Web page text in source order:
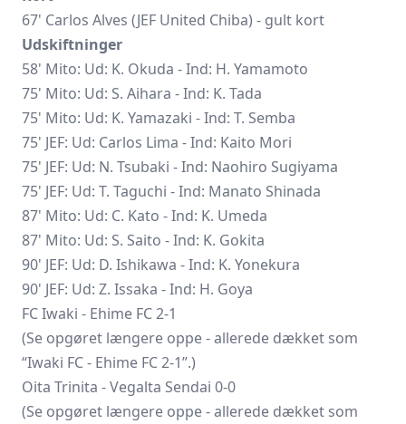
67' Carlos Alves (JEF United Chiba) - gult kort
Udskiftninger
58' Mito: Ud: K. Okuda - Ind: H. Yamamoto
75' Mito: Ud: S. Aihara - Ind: K. Tada
75' Mito: Ud: K. Yamazaki - Ind: T. Semba
75' JEF: Ud: Carlos Lima - Ind: Kaito Mori
75' JEF: Ud: N. Tsubaki - Ind: Naohiro Sugiyama
75' JEF: Ud: T. Taguchi - Ind: Manato Shinada
87' Mito: Ud: C. Kato - Ind: K. Umeda
87' Mito: Ud: S. Saito - Ind: K. Gokita
90' JEF: Ud: D. Ishikawa - Ind: K. Yonekura
90' JEF: Ud: Z. Issaka - Ind: H. Goya
FC Iwaki - Ehime FC 2-1
(Se opgøret længere oppe - allerede dækket som
“Iwaki FC - Ehime FC2-1”.)
Oita Trinita - Vegalta Sendai 0-0
(Se opgøret længere oppe - allerede dækket som